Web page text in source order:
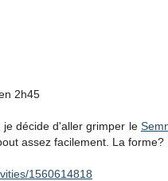
2h45
décide d'aller grimper le
assez facilement. La forme?
1560614818